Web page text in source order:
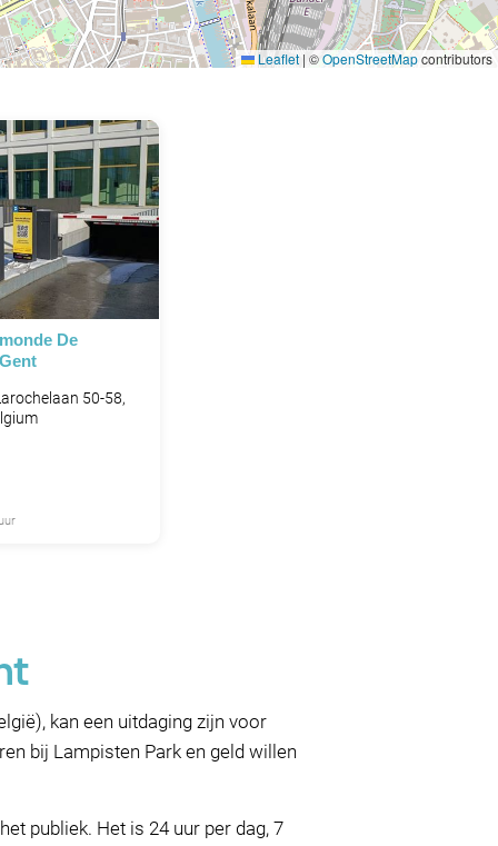
Leaflet | ©OpenStreetMapcontributors
De
50-58,
kan een uitdaging zijn voor
bij Lampisten Park en geld willen
publiek. Het is 24 uur per dag, 7